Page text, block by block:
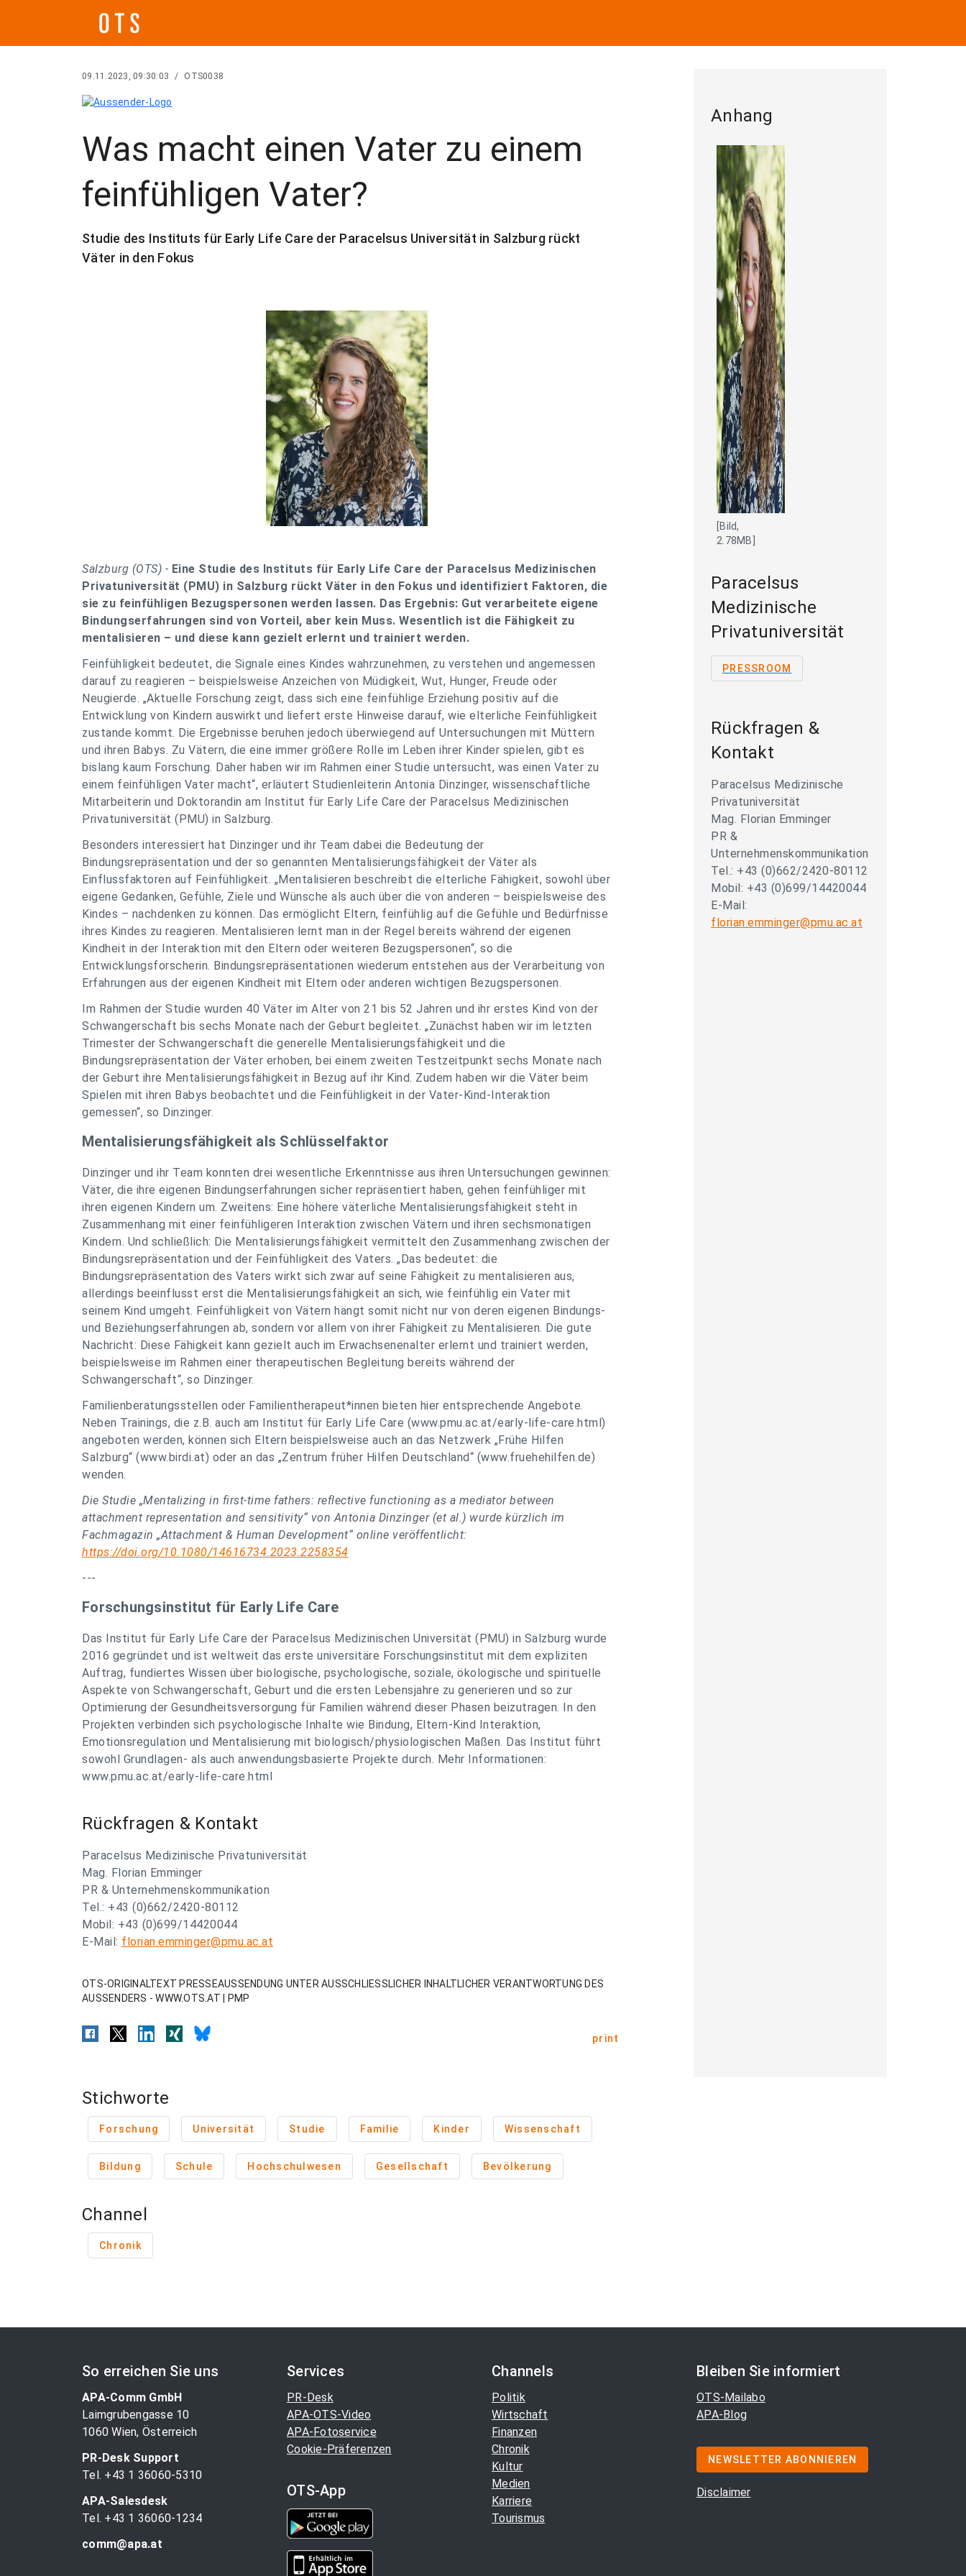
09.11.2023, 09:30:03 / OTS0038
Was macht einen Vater zu einem
feinfühligen Vater?
Studie des Instituts für Early Life Care der Paracelsus Universität in Salzburg rückt
Väter in den Fokus
Salzburg (OTS) - Eine Studie des Instituts für Early Life Care der Paracelsus Medizinischen
Privatuniversität (PMU) in Salzburg rückt Väter in den Fokus und identifiziert Faktoren, die
sie zu feinfühligen Bezugspersonen werden lassen. Das Ergebnis: Gut verarbeitete eigene
Bindungserfahrungen sind von Vorteil, aber kein Muss. Wesentlich ist die Fähigkeit zu
mentalisieren – und diese kann gezielt erlernt und trainiert werden.
Feinfühligkeit bedeutet, die Signale eines Kindes wahrzunehmen, zu verstehen und angemessen
darauf zu reagieren – beispielsweise Anzeichen von Müdigkeit, Wut, Hunger, Freude oder
Neugierde. „Aktuelle Forschung zeigt, dass sich eine feinfühlige Erziehung positiv auf die
Entwicklung von Kindern auswirkt und liefert erste Hinweise darauf, wie elterliche Feinfühligkeit
zustande kommt. Die Ergebnisse beruhen jedoch überwiegend auf Untersuchungen mit Müttern
und ihren Babys. Zu Vätern, die eine immer größere Rolle im Leben ihrer Kinder spielen, gibt es
bislang kaum Forschung. Daher haben wir im Rahmen einer Studie untersucht, was einen Vater zu
einem feinfühligen Vater macht“, erläutert Studienleiterin Antonia Dinzinger, wissenschaftliche
Mitarbeiterin und Doktorandin am Institut für Early Life Care der Paracelsus Medizinischen
Privatuniversität (PMU) in Salzburg.
Besonders interessiert hat Dinzinger und ihr Team dabei die Bedeutung der
Bindungsrepräsentation und der so genannten Mentalisierungsfähigkeit der Väter als
Einflussfaktoren auf Feinfühligkeit. „Mentalisieren beschreibt die elterliche Fähigkeit, sowohl über
eigene Gedanken, Gefühle, Ziele und Wünsche als auch über die von anderen – beispielsweise des
Kindes – nachdenken zu können. Das ermöglicht Eltern, feinfühlig auf die Gefühle und Bedürfnisse
ihres Kindes zu reagieren. Mentalisieren lernt man in der Regel bereits während der eigenen
Kindheit in der Interaktion mit den Eltern oder weiteren Bezugspersonen“, so die
Entwicklungsforscherin. Bindungsrepräsentationen wiederum entstehen aus der Verarbeitung von
Erfahrungen aus der eigenen Kindheit mit Eltern oder anderen wichtigen Bezugspersonen.
Im Rahmen der Studie wurden 40 Väter im Alter von 21 bis 52 Jahren und ihr erstes Kind von der
Schwangerschaft bis sechs Monate nach der Geburt begleitet. „Zunächst haben wir im letzten
Trimester der Schwangerschaft die generelle Mentalisierungsfähigkeit und die
Bindungsrepräsentation der Väter erhoben, bei einem zweiten Testzeitpunkt sechs Monate nach
der Geburt ihre Mentalisierungsfähigkeit in Bezug auf ihr Kind. Zudem haben wir die Väter beim
Spielen mit ihren Babys beobachtet und die Feinfühligkeit in der Vater-Kind-Interaktion
gemessen“, so Dinzinger.
Mentalisierungsfähigkeit als Schlüsselfaktor
Dinzinger und ihr Team konnten drei wesentliche Erkenntnisse aus ihren Untersuchungen gewinnen:
Väter, die ihre eigenen Bindungserfahrungen sicher repräsentiert haben, gehen feinfühliger mit
ihren eigenen Kindern um. Zweitens: Eine höhere väterliche Mentalisierungsfähigkeit steht in
Zusammenhang mit einer feinfühligeren Interaktion zwischen Vätern und ihren sechsmonatigen
Kindern. Und schließlich: Die Mentalisierungsfähigkeit vermittelt den Zusammenhang zwischen der
Bindungsrepräsentation und der Feinfühligkeit des Vaters. „Das bedeutet: die
Bindungsrepräsentation des Vaters wirkt sich zwar auf seine Fähigkeit zu mentalisieren aus,
allerdings beeinflusst erst die Mentalisierungsfähigkeit an sich, wie feinfühlig ein Vater mit
seinem Kind umgeht. Feinfühligkeit von Vätern hängt somit nicht nur von deren eigenen Bindungs-
und Beziehungserfahrungen ab, sondern vor allem von ihrer Fähigkeit zu Mentalisieren. Die gute
Nachricht: Diese Fähigkeit kann gezielt auch im Erwachsenenalter erlernt und trainiert werden,
beispielsweise im Rahmen einer therapeutischen Begleitung bereits während der
Schwangerschaft“, so Dinzinger.
Familienberatungsstellen oder Familientherapeut*innen bieten hier entsprechende Angebote.
Neben Trainings, die z.B. auch am Institut für Early Life Care (www.pmu.ac.at/early-life-care.html)
angeboten werden, können sich Eltern beispielsweise auch an das Netzwerk „Frühe Hilfen
Salzburg“ (www.birdi.at) oder an das „Zentrum früher Hilfen Deutschland“ (www.fruehehilfen.de)
wenden.
Die Studie „Mentalizing in first-time fathers: reflective functioning as a mediator between
attachment representation and sensitivity“ von Antonia Dinzinger (et al.) wurde kürzlich im
Fachmagazin „Attachment & Human Development“ online veröffentlicht:
https://doi.org/10.1080/14616734.2023.2258354
---
Forschungsinstitut für Early Life Care
Das Institut für Early Life Care der Paracelsus Medizinischen Universität (PMU) in Salzburg wurde
2016 gegründet und ist weltweit das erste universitäre Forschungsinstitut mit dem expliziten
Auftrag, fundiertes Wissen über biologische, psychologische, soziale, ökologische und spirituelle
Aspekte von Schwangerschaft, Geburt und die ersten Lebensjahre zu generieren und so zur
Optimierung der Gesundheitsversorgung für Familien während dieser Phasen beizutragen. In den
Projekten verbinden sich psychologische Inhalte wie Bindung, Eltern-Kind Interaktion,
Emotionsregulation und Mentalisierung mit biologisch/physiologischen Maßen. Das Institut führt
sowohl Grundlagen- als auch anwendungsbasierte Projekte durch. Mehr Informationen:
www.pmu.ac.at/early-life-care.html
Rückfragen & Kontakt
Paracelsus Medizinische Privatuniversität
Mag. Florian Emminger
PR & Unternehmenskommunikation
Tel.: +43 (0)662/2420-80112
Mobil: +43 (0)699/14420044
E-Mail: florian.emminger@pmu.ac.at
OTS-ORIGINALTEXT PRESSEAUSSENDUNG UNTER AUSSCHLIESSLICHER INHALTLICHER VERANTWORTUNG DES
AUSSENDERS - WWW.OTS.AT | PMP
print
Stichworte
Forschung Universität Studie Familie Kinder Wissenschaft
Bildung Schule Hochschulwesen Gesellschaft Bevölkerung
Channel
Chronik
Anhang
[Bild,
2.78MB]
Paracelsus
Medizinische
Privatuniversität
PRESSROOM
Rückfragen &
Kontakt
Paracelsus Medizinische
Privatuniversität
Mag. Florian Emminger
PR &
Unternehmenskommunikation
Tel.: +43 (0)662/2420-80112
Mobil: +43 (0)699/14420044
E-Mail:
florian.emminger@pmu.ac.at
So erreichen Sie uns
APA-Comm GmbH
Laimgrubengasse 10
1060 Wien, Österreich
PR-Desk Support
Tel. +43 1 36060-5310
APA-Salesdesk
Tel. +43 1 36060-1234
comm@apa.at
Services
PR-Desk
APA-OTS-Video
APA-Fotoservice
Cookie-Präferenzen
OTS-App
Channels
Politik
Wirtschaft
Finanzen
Chronik
Kultur
Medien
Karriere
Tourismus
Bleiben Sie informiert
OTS-Mailabo
APA-Blog
NEWSLETTER ABONNIEREN
Disclaimer